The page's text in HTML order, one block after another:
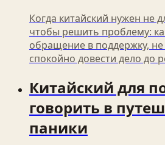
Когда китайский нужен не
чтобы решить проблему:
обращение в поддержку, не
спокойно довести дело до
Китайский для
говорить в
паники